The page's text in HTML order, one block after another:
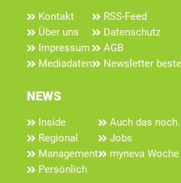
Kontakt
Über uns
Impressum
Mediadaten
RSS-Feed
Datenschutz
AGB
Newsletter
NEWS
Inside
Regional
Management
Persönlich
Auch das
Jobs
myneva Woche